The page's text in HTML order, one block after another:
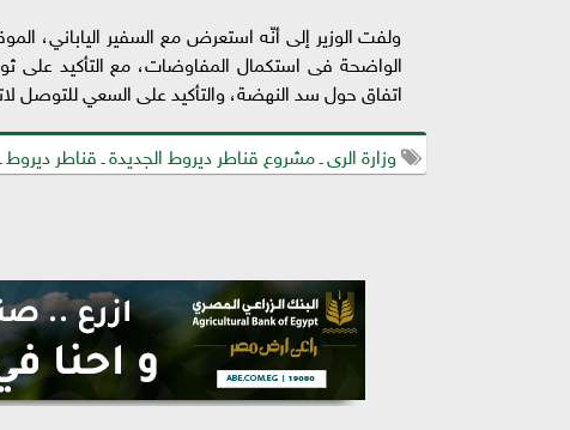
ولفت الوزير إلى أنّه استعرض مع السفير الياباني،
الواضحة فى استكمال المفاوضات، مع التأكيد
اتفاق حول سد النهضة، والتأكيد على السعي للتوصل
وزارة الرى ـ مشروع قناطر ديروط الجديدة ـ قناطر ديروط